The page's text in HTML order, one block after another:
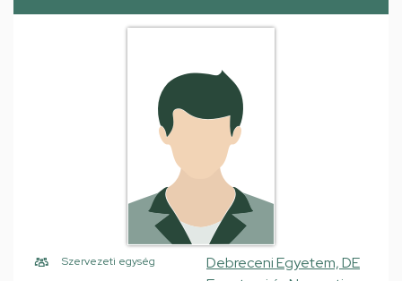
Szervezeti egység
Debreceni Egyetem, DE